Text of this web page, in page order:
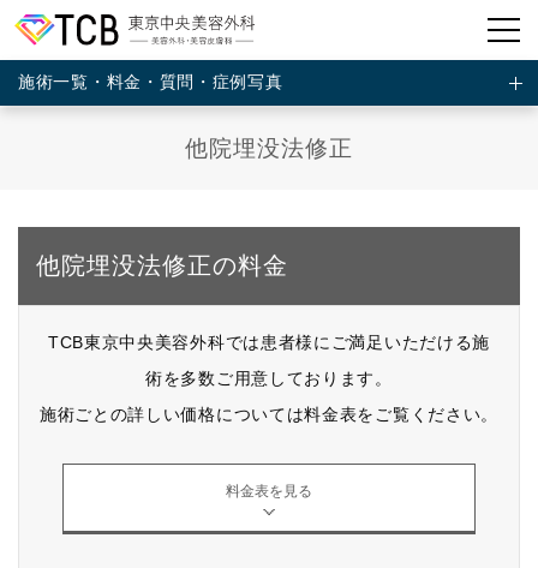
施術一覧・料金・質問・症例写真
他院埋没法修正
他院埋没法修正の料金
TCB東京中央美容外科では患者様にご満足いただける施
術を多数ご用意しております。
施術ごとの詳しい価格については料金表をご覧ください。
料金表を見る